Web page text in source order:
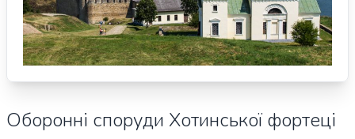
Оборонні споруди Хотинської фортеці